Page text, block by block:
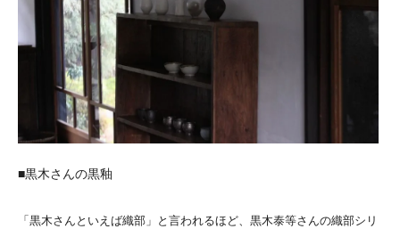
■黒木さんの黒釉
「黒木さんといえば織部」と言われるほど、黒木泰等さんの織部シリ